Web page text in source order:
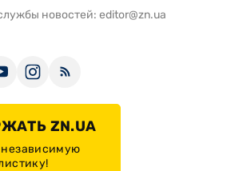
новостей: editor@zn.ua
ZN.UA